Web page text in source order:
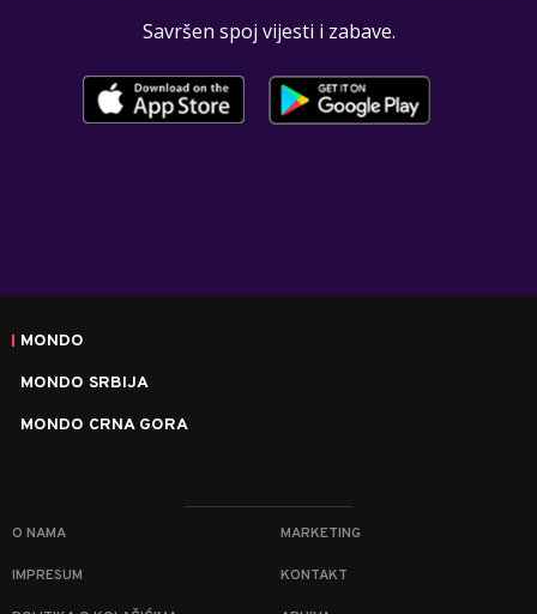
Savršen spoj vijesti i zabave.
MONDO
MONDO SRBIJA
MONDO CRNA GORA
O NAMA MARKETING
IMPRESUM KONTAKT